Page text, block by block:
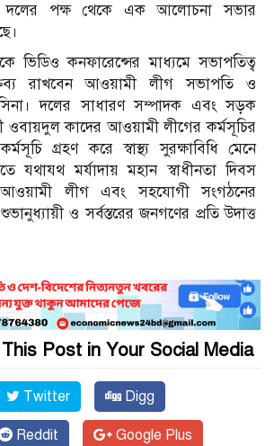
দলের পক্ষ থেকে এক আলোচনা সভার
ভিডিও কনফারেন্সের মাধ্যমে সভাপতিত্ব
রাখবেন আওয়ামী লীগ সভাপতি ও
দলের সাধারণ সম্পাদক এবং সড়ক
ওবায়দুল কাদের আওয়ামী লীগের কর্মসূচির
গ্রহণ করে স্বাস্থ্য সুরক্ষাবিধি মেনে
যথাযথ মর্যাদায় মহান স্বাধীনতা দিবস
লীগ এবং সহযোগী সংগঠনের
ও সর্বস্তরের জনগণের প্রতি উদাত্ত
Post in Your Social Media
Twitter Digg
Reddit Google Plus